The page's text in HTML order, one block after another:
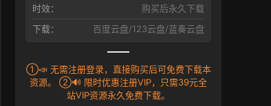
时效：
购买后永久下载
下载：
百度云盘/123云盘/蓝奏云盘
①📣 无需注册登录，直接购买后可免费下载本
资源。 ②🔊 限时优惠注册VIP，只需39元全
站VIP资源永久免费下载。